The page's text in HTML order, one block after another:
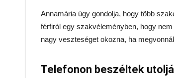
Annamária úgy gondolja, hogy több
férfiról egy szakvéleményben, hogy
nagy veszteséget okozna, ha
Telefonon beszéltek